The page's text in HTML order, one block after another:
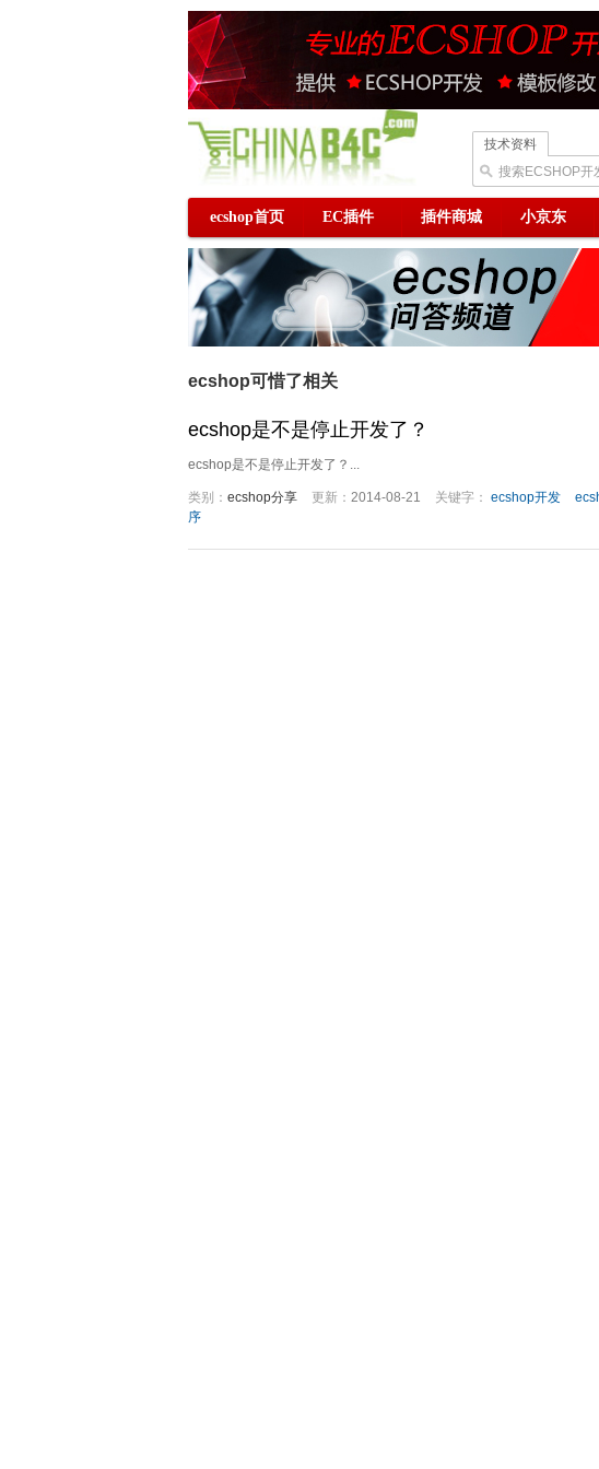
技术资料
搜索ECSHOP开
ecshop首页 EC插件 插件商城 小京东
ecshop可惜了相关
ecshop是不是停止开发了？
ecshop是不是停止开发了？...
类别： ecshop分享 更新： 2014-08-21 关键字： ecshop开发
序